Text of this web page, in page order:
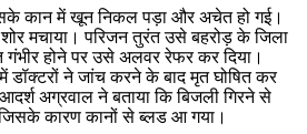
कान में खून निकल पड़ा और अचेत हो गई।
मचाया। परिजन तुरंत उसे बहरोड़ के जिला
होने पर उसे अलवर रेफर कर दिया।
ने जांच करने के बाद मृत घोषित कर
अग्रवाल ने बताया कि बिजली गिरने से
कारण कानों से ब्लड आ गया।